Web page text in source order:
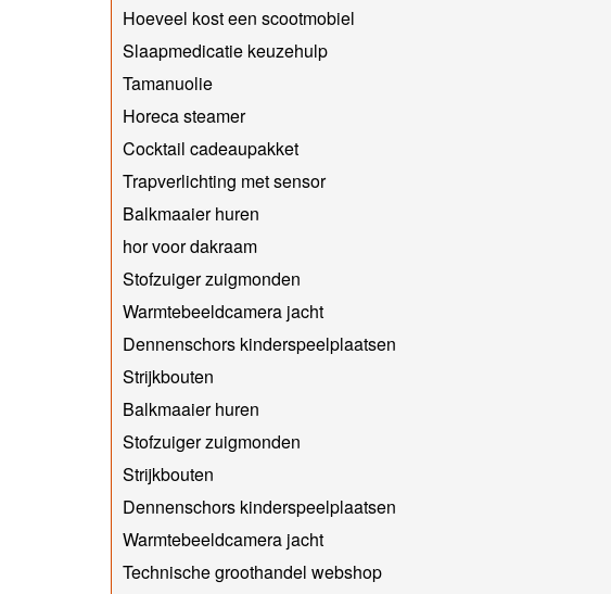
Hoeveel kost een scootmobiel
Slaapmedicatie keuzehulp
Tamanuolie
Horeca steamer
Cocktail cadeaupakket
Trapverlichting met sensor
Balkmaaier huren
hor voor dakraam
Stofzuiger zuigmonden
Warmtebeeldcamera jacht
Dennenschors kinderspeelplaatsen
Strijkbouten
Balkmaaier huren
Stofzuiger zuigmonden
Strijkbouten
Dennenschors kinderspeelplaatsen
Warmtebeeldcamera jacht
Technische groothandel webshop